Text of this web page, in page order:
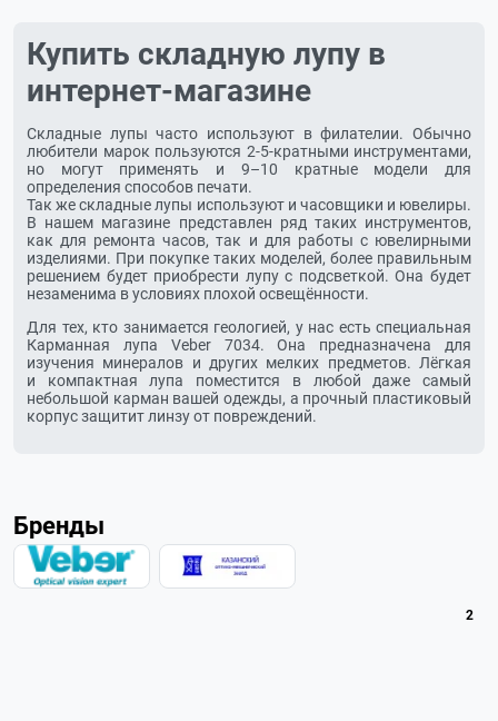
Купить складную лупу в
интернет-магазине
Складные лупы часто используют в филателии. Обычно
любители марок пользуются 2-5-кратными инструментами,
но могут применять и 9–10 кратные модели для
определения способов печати.
Так же складные лупы используют и часовщики и ювелиры.
В нашем магазине представлен ряд таких инструментов,
как для ремонта часов, так и для работы с ювелирными
изделиями. При покупке таких моделей, более правильным
решением будет приобрести лупу с подсветкой. Она будет
незаменима в условиях плохой освещённости.
Для тех, кто занимается геологией, у нас есть специальная
Карманная лупа Veber 7034. Она предназначена для
изучения минералов и других мелких предметов. Лёгкая
и компактная лупа поместится в любой даже самый
небольшой карман вашей одежды, а прочный пластиковый
корпус защитит линзу от повреждений.
Бренды
2